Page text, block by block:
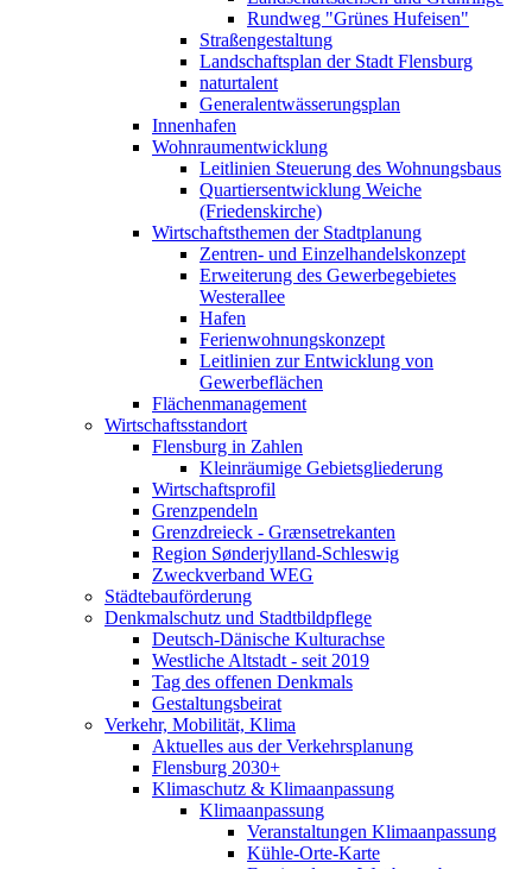
Rundweg "Grünes Hufeisen"
Straßengestaltung
Landschaftsplan der Stadt Flensburg
naturtalent
Generalentwässerungsplan
Innenhafen
Wohnraumentwicklung
Leitlinien Steuerung des Wohnungsbaus
Quartiersentwicklung Weiche
(Friedenskirche)
Wirtschaftsthemen der Stadtplanung
Zentren- und Einzelhandelskonzept
Erweiterung des Gewerbegebietes
Westerallee
Hafen
Ferienwohnungskonzept
Leitlinien zur Entwicklung von
Gewerbeflächen
Flächenmanagement
Wirtschaftsstandort
Flensburg in Zahlen
Kleinräumige Gebietsgliederung
Wirtschaftsprofil
Grenzpendeln
Grenzdreieck - Grænsetrekanten
Region Sønderjylland-Schleswig
Zweckverband WEG
Städtebauförderung
Denkmalschutz und Stadtbildpflege
Deutsch-Dänische Kulturachse
Westliche Altstadt - seit 2019
Tag des offenen Denkmals
Gestaltungsbeirat
Verkehr, Mobilität, Klima
Aktuelles aus der Verkehrsplanung
Flensburg 2030+
Klimaschutz & Klimaanpassung
Klimaanpassung
Veranstaltungen Klimaanpassung
Kühle-Orte-Karte